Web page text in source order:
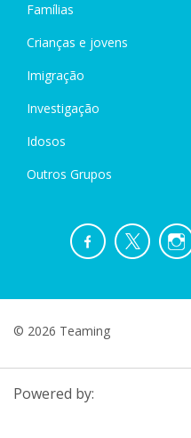
Famílias
Crianças e jovens
Imigração
Investigação
Idosos
Outros Grupos
© 2026 Teaming
Powered by: